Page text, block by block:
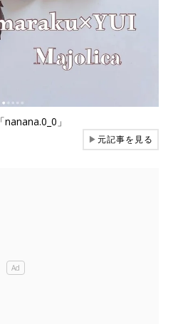
」
▶元記事を見る